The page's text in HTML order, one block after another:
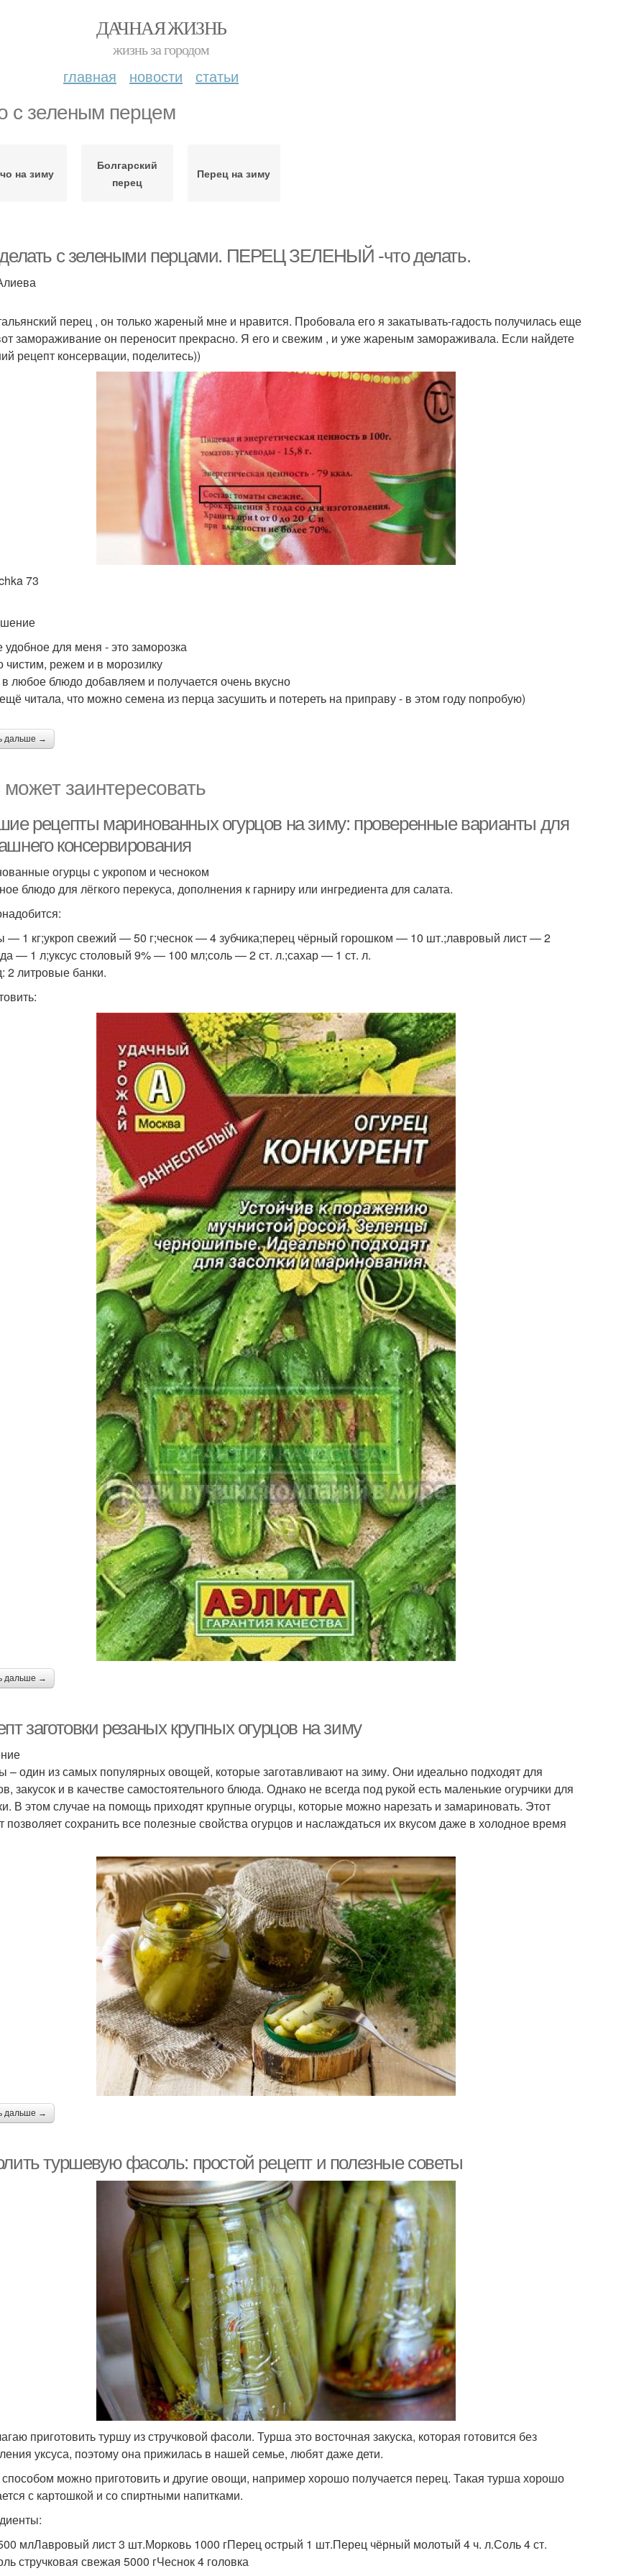
ДАЧНАЯ ЖИЗНЬ
жизнь за городом
главная новости статьи
с зеленым перцем
на зиму
Болгарский
перец
Перец на зиму
с зелеными перцами. ПЕРЕЦ ЗЕЛЕНЫЙ -что делать.
перец , он только жареный мне и нравится. Пробовала его я закатывать-гадость получилась еще
замораживание он переносит прекрасно. Я его и свежим , и уже жареным замораживала. Если найдете
рецепт консервации, поделитесь))
73
для меня - это заморозка
чистим, режем и в морозилку
любое блюдо добавляем и получается очень вкусно
читала, что можно семена из перца засушить и потереть на приправу - в этом году попробую)
дальше →
заинтересовать
рецепты маринованных огурцов на зиму: проверенные варианты для
консервирования
огурцы с укропом и чесноком
блюдо для лёгкого перекуса, дополнения к гарниру или ингредиента для салата.
— 1 кг;укроп свежий — 50 г;чеснок — 4 зубчика;перец чёрный горошком — 10 шт.;лавровый лист — 2
— 1 л;уксус столовый 9% — 100 мл;соль — 2 ст. л.;сахар — 1 ст. л.
2 литровые банки.
дальше →
заготовки резаных крупных огурцов на зиму
– один из самых популярных овощей, которые заготавливают на зиму. Они идеально подходят для
закусок и в качестве самостоятельного блюда. Однако не всегда под рукой есть маленькие огурчики для
В этом случае на помощь приходят крупные огурцы, которые можно нарезать и замариновать. Этот
позволяет сохранить все полезные свойства огурцов и наслаждаться их вкусом даже в холодное время
дальше →
туршевую фасоль: простой рецепт и полезные советы
приготовить туршу из стручковой фасоли. Турша это восточная закуска, которая готовится без
уксуса, поэтому она прижилась в нашей семье, любят даже дети.
можно приготовить и другие овощи, например хорошо получается перец. Такая турша хорошо
с картошкой и со спиртными напитками.
млЛавровый лист 3 шт.Морковь 1000 гПерец острый 1 шт.Перец чёрный молотый 4 ч. л.Соль 4 ст.
стручковая свежая 5000 гЧеснок 4 головка